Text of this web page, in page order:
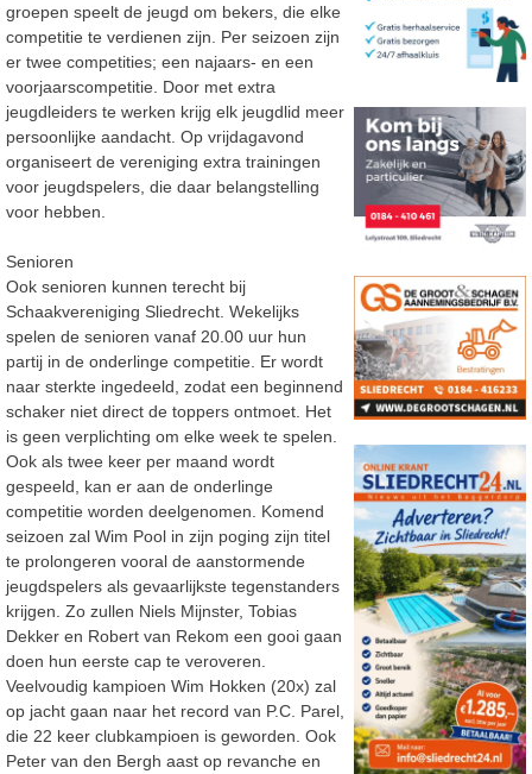
groepen speelt de jeugd om bekers, die elke
competitie te verdienen zijn. Per seizoen zijn
er twee competities; een najaars- en een
voorjaarscompetitie. Door met extra
jeugdleiders te werken krijg elk jeugdlid meer
persoonlijke aandacht. Op vrijdagavond
organiseert de vereniging extra trainingen
voor jeugdspelers, die daar belangstelling
voor hebben.
Senioren
Ook senioren kunnen terecht bij
Schaakvereniging Sliedrecht. Wekelijks
spelen de senioren vanaf 20.00 uur hun
partij in de onderlinge competitie. Er wordt
naar sterkte ingedeeld, zodat een beginnend
schaker niet direct de toppers ontmoet. Het
is geen verplichting om elke week te spelen.
Ook als twee keer per maand wordt
gespeeld, kan er aan de onderlinge
competitie worden deelgenomen. Komend
seizoen zal Wim Pool in zijn poging zijn titel
te prolongeren vooral de aanstormende
jeugdspelers als gevaarlijkste tegenstanders
krijgen. Zo zullen Niels Mijnster, Tobias
Dekker en Robert van Rekom een gooi gaan
doen hun eerste cap te veroveren.
Veelvoudig kampioen Wim Hokken (20x) zal
op jacht gaan naar het record van P.C. Parel,
die 22 keer clubkampioen is geworden. Ook
Peter van den Bergh aast op revanche en